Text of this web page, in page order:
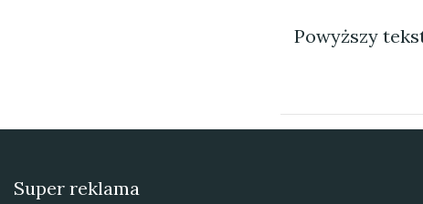
Powyższy
Super reklama